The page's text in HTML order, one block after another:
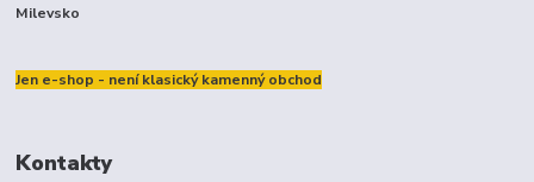
Milevsko
Jen e-shop - není klasický kamenný obchod
Kontakty